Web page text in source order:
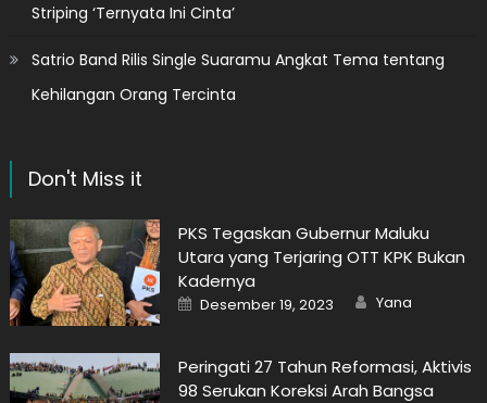
Striping ‘Ternyata Ini Cinta’
Satrio Band Rilis Single Suaramu Angkat Tema tentang
Kehilangan Orang Tercinta
Don't Miss it
PKS Tegaskan Gubernur Maluku
Utara yang Terjaring OTT KPK Bukan
Kadernya
Posted
on
Desember 19, 2023 Author
Yana
Peringati 27 Tahun Reformasi, Aktivis
98 Serukan Koreksi Arah Bangsa